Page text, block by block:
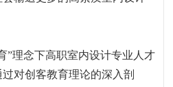
”理念下高职室内设计专业人才
对创客教育理论的深入剖